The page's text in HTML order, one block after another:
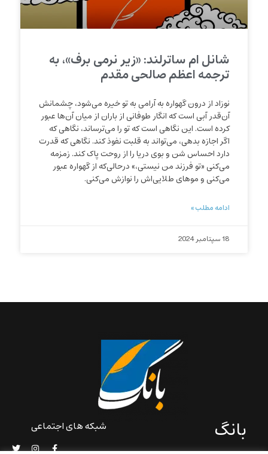
شانل ام ساترلند: «زیر نرمی برف»، به
ترجمه اعظم صالحی مقدم
نوزاد از درون گهواره به آرامی به تو خیره می‌شود، چشمانش
آن‌قدر آبی است که انگار طوفانی از باران از میان آن‌ها عبور
کرده است. این نگاهی است که تو را می‌ترساند، نگاهی که
اگر اجازه بدهی، می‌تواند به قلبت نفوذ کند. نگاهی که قدرت
دارد احساس شن و بوی دریا را از روحت پاک کند. زمزمه
می‌کنی «تو فرزند من نیستی،» درحالی‌که از گهواره عبور
می‌کنی و موهای طلایی‌اش را نوازش می‌کنی.
ادامه مطلب »
18 سپتامبر 2024
بانگ شبکه های اجتماعی